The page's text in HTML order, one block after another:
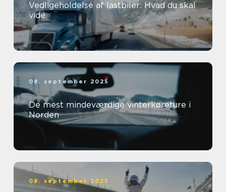
Vedligeholdelse af lastbiler: Hvad du skal
vide
08. september 2025
De mest mindeværdige vinterkøreture i
Norden
08. september 2025